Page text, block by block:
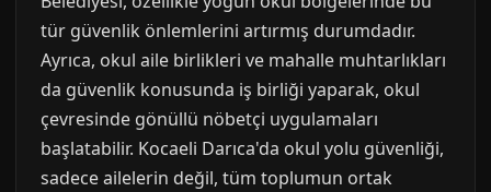
tür güvenlik önlemlerini artırmış durumdadır.
Ayrıca, okul aile birlikleri ve mahalle muhtarlıkları
da güvenlik konusunda iş birliği yaparak, okul
çevresinde gönüllü nöbetçi uygulamaları
başlatabilir. Kocaeli Darıca'da okul yolu güvenliği,
sadece ailelerin değil, tüm toplumun ortak